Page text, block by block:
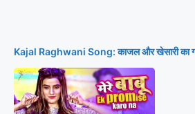
Kajal Raghwani Song: काजल और खेसारी का